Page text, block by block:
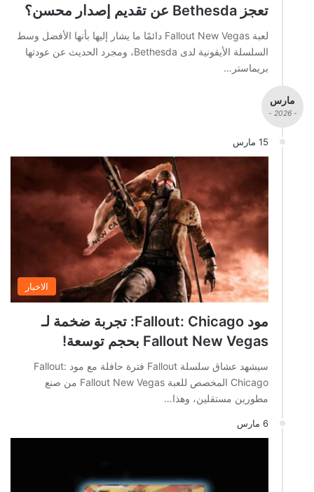
تعجز Bethesda عن تقديم إصدار محسن؟
لعبة Fallout New Vegas دائمًا ما يشار إليها بأنها الأفضل وسط
السلسلة الأيقونية لدى Bethesda، ومجرد الحديث عن عودتها
بريماستر…
مارس
- 2026 -
15 مارس
الاخبار
مود Fallout: Chicago: تجربة ضخمة لـ
Fallout New Vegas بحجم توسعة!
سيشهد عشاق سلسلة Fallout فترة حافلة مع مود Fallout:
Chicago المخصص للعبة Fallout New Vegas من صنع
مطورين مستقلين، وهذا…
6 مارس